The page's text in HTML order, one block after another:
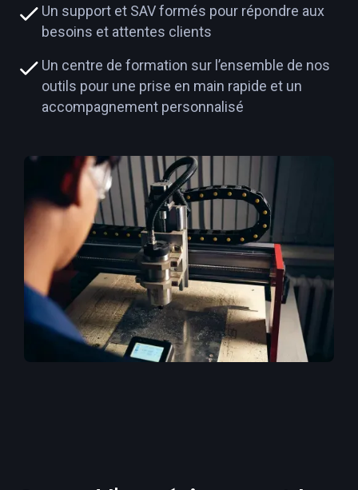
Un support et SAV formés pour répondre aux
besoins et attentes clients
Un centre de formation sur l’ensemble de nos
outils pour une prise en main rapide et un
accompagnement personnalisé